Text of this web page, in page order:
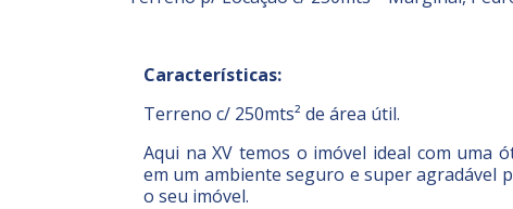
Características:
Terreno c/ 250mts² de área útil.
Aqui na XV temos o imóvel ideal com uma
em um ambiente seguro e super agradável
o seu imóvel.